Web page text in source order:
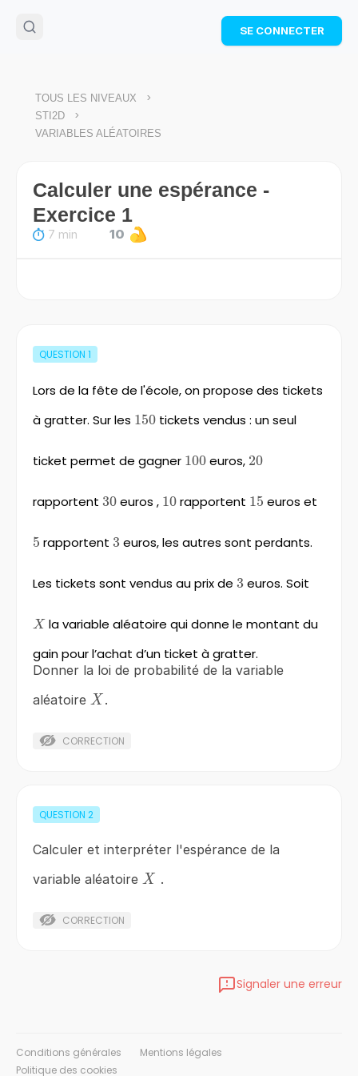
🌴Cahier de vacances offert
: révise les maths cet
Télécharge ton PDF gratuit et progresse avec des
SE CONNECTER
TOUS LES NIVEAUX >
STI2D >
VARIABLES ALÉATOIRES
Calculer une espérance -
Exercice 1
7 min 10
QUESTION 1
Lors de la fête de l'école, on propose des tickets
à gratter. Sur les 150
150 tickets vendus : un seul
ticket permet de gagner 100
100euros, 20
20
rapportent 30
30euros , 10
10rapportent 15
15 euros et
5
5 rapportent 3
3euros, les autres sont perdants.
Les tickets sont vendus au prix de 3
3euros. Soit
X
X la variable aléatoire qui donne le montant du
gain pour l’achat d’un ticket à gratter.
Donner la loi de probabilité de la variable
aléatoire X
X .
CORRECTION
QUESTION 2
Calculer et interpréter l'espérance de la
variable aléatoire X
X .
CORRECTION
Signaler une erreur
Conditions générales
Mentions légales
Politique des cookies